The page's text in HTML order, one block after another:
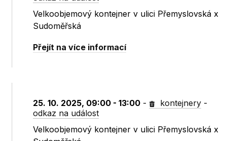
Velkoobjemový kontejner v ulici Přemyslovská x
Sudoměřská
Přejít na více informací
25. 10. 2025, 09:00 - 13:00 - kontejnery -
odkaz na událost
Velkoobjemový kontejner v ulici Přemyslovská x